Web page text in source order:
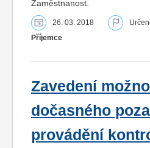
Zaměstnanost.
26. 03. 2018
Příjemce
Zavedení
dočasného
provádění